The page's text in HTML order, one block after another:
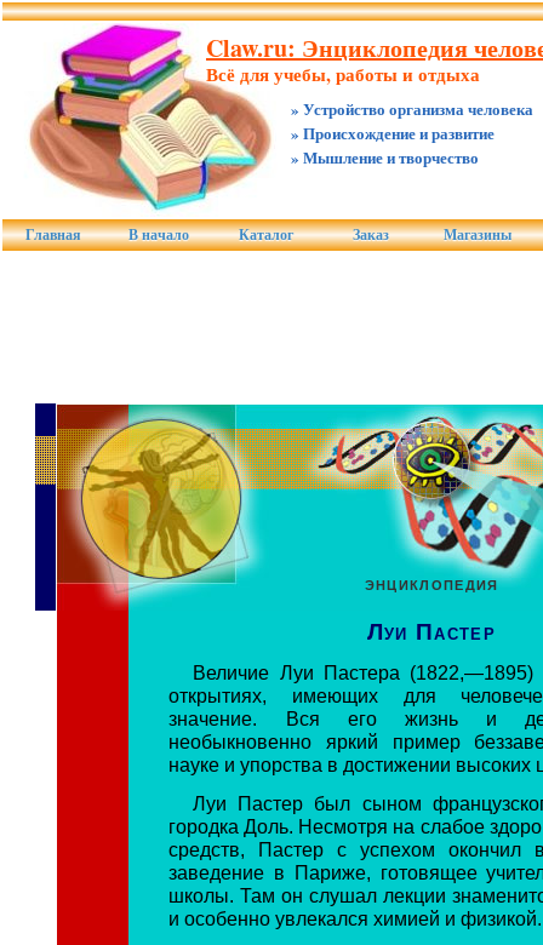
Claw.ru: Энциклопедия
Всё для учебы, работы и отдыха
» Устройство организма человека
» Происхождение и развитие
» Мышление и творчество
Главная В начало Каталог Заказ Магазины
ЭНЦИКЛОПЕДИЯ
Луи Пастер
Величие Луи Пастера (1822,—1895)
открытиях, имеющих для
значение. Вся его жизнь и
необыкновенно яркий пример
науке и упорства в достижении высоких
Луи Пастер был сыном
городка Доль. Несмотря на слабое
средств, Пастер с успехом окончил
заведение в Париже, готовящее
школы. Там он слушал лекции
и особенно увлекался химией и физикой.